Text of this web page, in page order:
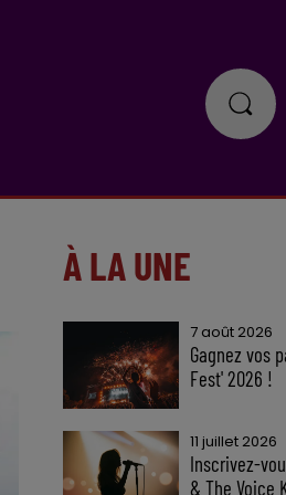
À LA UNE
7 août 2026
Gagnez vos
Fest' 2026 !
11 juillet 2026
Inscrivez-
& The Voice